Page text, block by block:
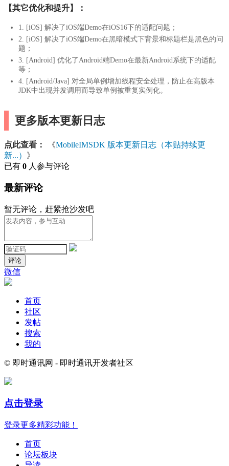
【其它优化和提升】：
1. [iOS] 解决了iOS端Demo在iOS16下的适配问题；
2. [iOS] 解决了iOS端Demo在黑暗模式下背景和标题栏是黑色的问
题；
3. [Android] 优化了Android端Demo在最新Android系统下的适配
等；
4. [Android/Java] 对全局单例增加线程安全处理，防止在高版本
JDK中出现并发调用而导致单例被重复实例化。
更多版本更新日志
点此查看： 《MobileIMSDK 版本更新日志（本贴持续更
新...） 》
已有 0 人参与评论
最新评论
暂无评论，赶紧抢沙发吧
评论
微信
首页
社区
发帖
搜索
我的
© 即时通讯网 - 即时通讯开发者社区
点击登录
登录更多精彩功能！
首页
论坛板块